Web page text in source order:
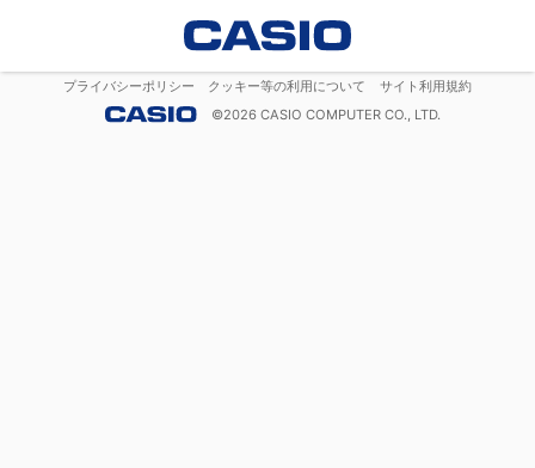
プライバシーポリシー クッキー等の利用について
サイト利用規約
©2026 CASIO COMPUTER CO., LTD.